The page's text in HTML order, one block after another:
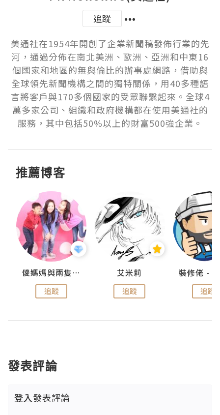
追蹤
美通社在1954年開創了企業新聞稿發佈行業的先
河，通過分佈在南北美洲、歐洲、亞洲和中東16
個國家和地區的無與倫比的辦事處網路，借助與
全球領先新聞機構之間的獨特關係，用40多種語
言將客戶與170多個國家的受眾聯繫起來。全球4
萬多家公司、組織和政府機構都在使用美通社的
服務，其中包括50%以上的財富500強企業。
推薦博客
儍媽媽與兩隻小魔怪之家
追蹤
艾米莉
追蹤 追蹤
發表評論
登入發表評論